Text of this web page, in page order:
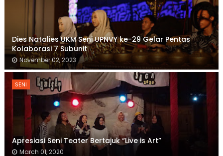
Dies Natalies UKM Seni UPNVY ke-29 Gelar Pentas
Kolaborasi 7 Subunit
November 02, 2023
SENI
Apresiasi Seni Teater Bertajuk “Live is Art”
March 01, 2020